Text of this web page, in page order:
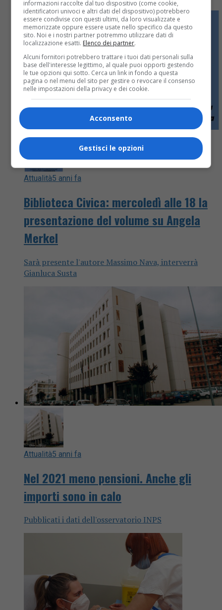
Attualità5 anni fa
Biblioteca Civica: mercoledì alle 18 la
presentazione del volume su Angela
Merkel
Sarà presente l'autore Massimo Nava, interverrà
Gianluca Susta
Attualità5 anni fa
Nel 2021 meno pensioni. Anche gli
importi sono in calo
Pubblicati i dati dell'osservatorio INPS
informazioni raccolte dal tuo dispositivo (come cookie,
identificatori univoci e altri dati del dispositivo) potrebbero
essere condivise con questi ultimi, da loro visualizzate e
memorizzate oppure essere usate nello specifico da questo
sito. Noi e i nostri partner potremmo utilizzare dati di
localizzazione esatti. Elenco dei partner.
Alcuni fornitori potrebbero trattare i tuoi dati personali sulla
base dell'interesse legittimo, al quale puoi opporti gestendo
le tue opzioni qui sotto. Cerca un link in fondo a questa
pagina o nel menu del sito per gestire o revocare il consenso
nelle impostazioni della privacy e dei cookie.
Acconsento
Gestisci le opzioni